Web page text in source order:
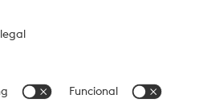
Metals Ibérica, S.A.U.
la división High Performance